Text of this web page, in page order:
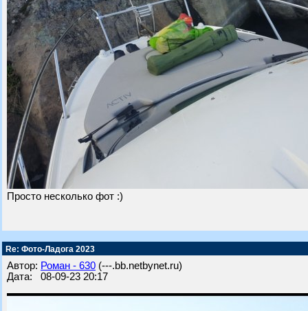
Просто несколько фот :)
Re: Фото-Ладога 2023
Автор: Роман - 630 (---.bb.netbynet.ru)
Дата: 08-09-23 20:17